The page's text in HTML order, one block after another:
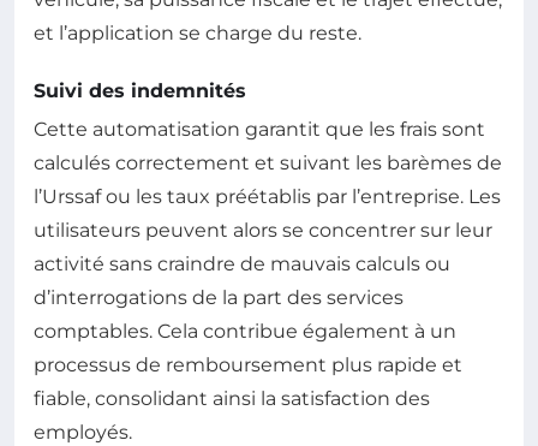
et l’application se charge du reste.
Suivi des indemnités
Cette automatisation garantit que les frais sont
calculés correctement et suivant les barèmes de
l’Urssaf ou les taux préétablis par l’entreprise. Les
utilisateurs peuvent alors se concentrer sur leur
activité sans craindre de mauvais calculs ou
d’interrogations de la part des services
comptables. Cela contribue également à un
processus de remboursement plus rapide et
fiable, consolidant ainsi la satisfaction des
employés.